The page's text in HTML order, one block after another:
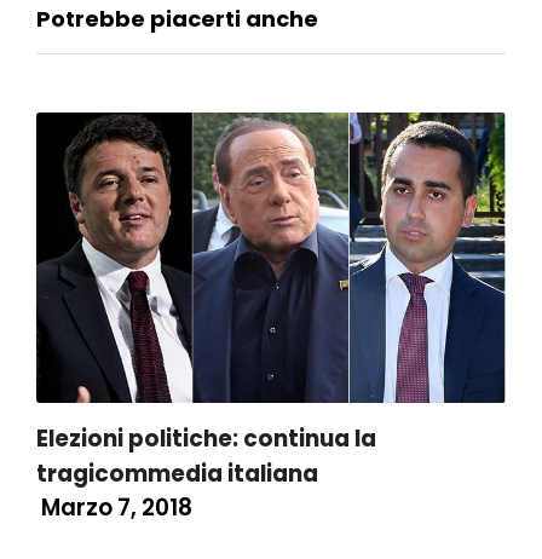
Potrebbe piacerti anche
Elezioni politiche: continua la
tragicommedia italiana
Marzo 7, 2018